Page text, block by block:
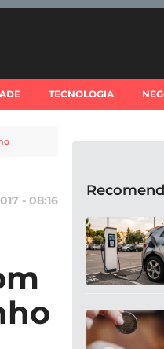
TECNOLOGIA
- 08:16